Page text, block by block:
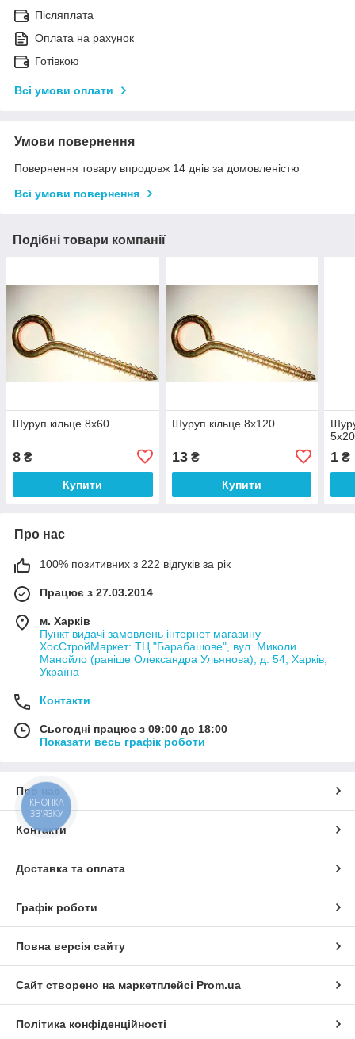
Післяплата
Оплата на рахунок
Готівкою
Всі умови оплати
Умови повернення
Повернення товару впродовж 14 днів за домовленістю
Всі умови повернення
Подібні товари компанії
Шуруп кільце 8х60
8 ₴
Купити
Шуруп кільце 8х120
13₴
Купити
5х20
1 ₴
Про нас
100% позитивних з 222 відгуків за рік
Працює з 27.03.2014
м. Харків
Пункт видачі замовлень інтернет магазину
ХосСтройМаркет: ТЦ "Барабашове", вул. Миколи
Манойло (раніше Олександра Ульянова), д. 54, Харків,
Україна
Контакти
Сьогодні працює з 09:00 до 18:00
Показати весь графік роботи
Про нас
Контакти
Доставка та оплата
Графік роботи
Повна версія сайту
Сайт створено на маркетплейсі Prom.ua
Політика конфіденційності
КНОПКА
ЗВ'ЯЗКУ